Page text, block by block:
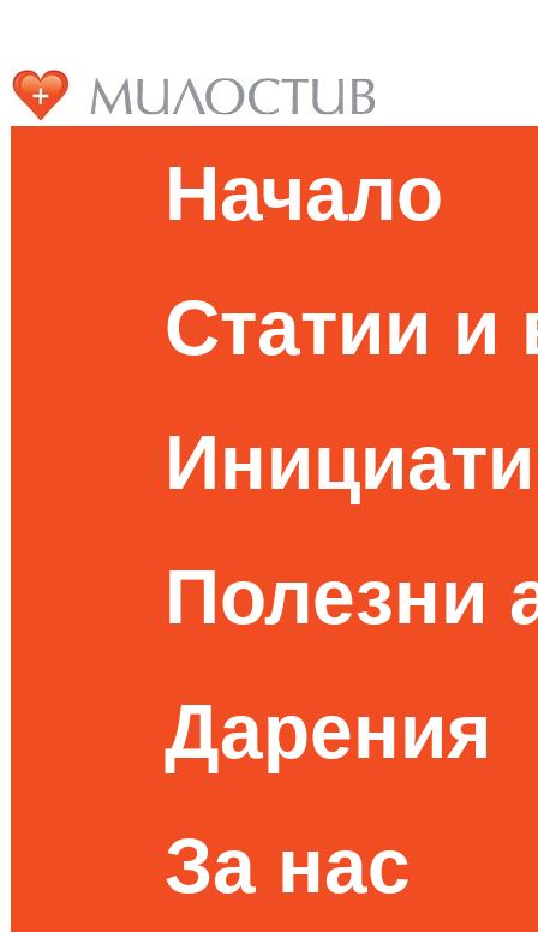
Начало
Статии и
Полезни
Дарения
За нас